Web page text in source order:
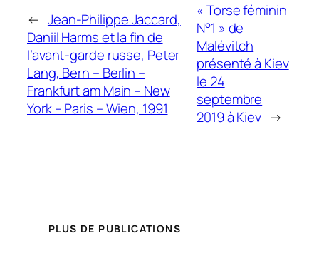
← Jean-Philippe Jaccard,
Daniil Harms et la fin de
l’avant-garde russe, Peter
Lang, Bern – Berlin –
Frankfurt am Main – New
York – Paris – Wien, 1991
« Torse féminin
N°1 » de
Malévitch
présenté à Kiev
le 24
septembre
2019 à Kiev →
PLUS DE PUBLICATIONS